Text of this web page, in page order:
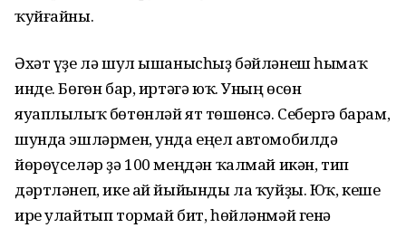
ҡуйғайны.
Әхәт үҙе лә шул ышанысһыҙ бәйләнеш һымаҡ
инде. Бөгөн бар, иртәгә юҡ. Уның өсөн
яуаплылыҡ бөтөнләй ят төшөнсә. Себергә барам,
шунда эшләрмен, унда еңел автомобилдә
йөрөүселәр ҙә 100 меңдән ҡалмай икән, тип
дәртләнеп, ике ай йыйынды ла ҡуйҙы. Юҡ, кеше
ире улайтып тормай бит, һөйләнмәй генә